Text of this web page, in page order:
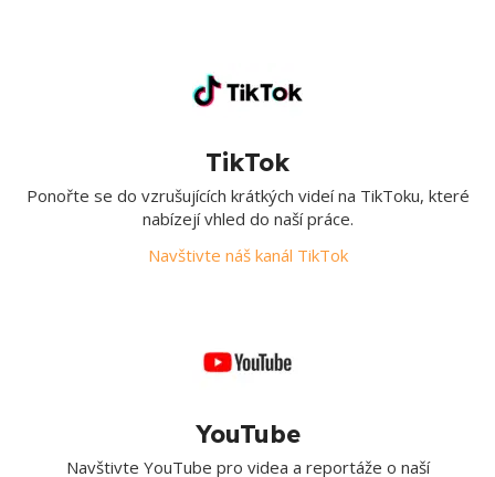
TikTok
Ponořte se do vzrušujících krátkých videí na TikToku, které
nabízejí vhled do naší práce.
Navštivte náš kanál TikTok
YouTube
Navštivte YouTube pro videa a reportáže o naší